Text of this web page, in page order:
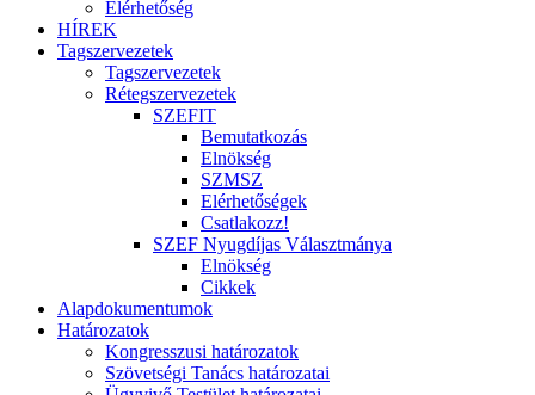
Elérhetőség
HÍREK
Tagszervezetek
Tagszervezetek
Rétegszervezetek
SZEFIT
Bemutatkozás
Elnökség
SZMSZ
Elérhetőségek
Csatlakozz!
SZEF Nyugdíjas Választmánya
Elnökség
Cikkek
Alapdokumentumok
Határozatok
Kongresszusi határozatok
Szövetségi Tanács határozatai